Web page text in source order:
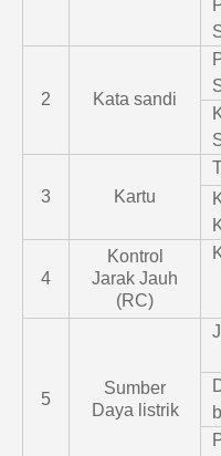
2 Kata sandi
3 Kartu
4
Kontrol
Jarak Jauh
(RC)
5
Sumber
Daya listrik